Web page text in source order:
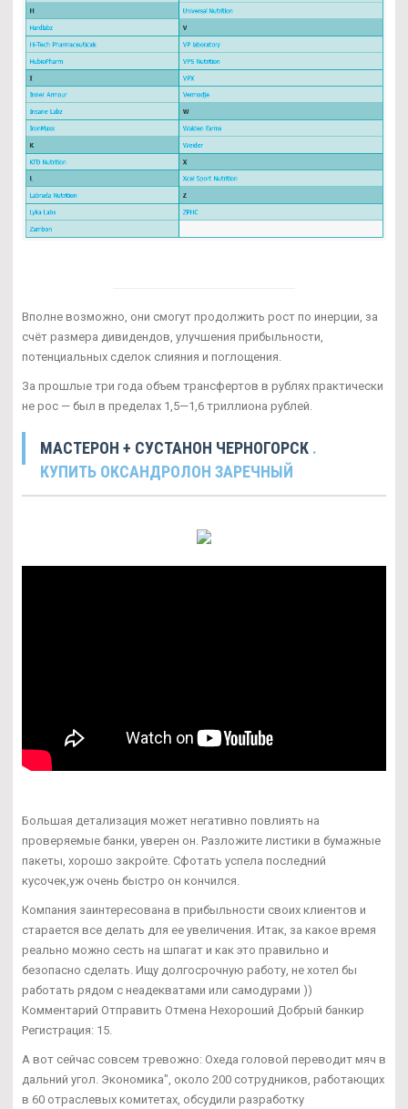
Вполне возможно, они смогут продолжить рост по инерции, за
счёт размера дивидендов, улучшения прибыльности,
потенциальных сделок слияния и поглощения.
За прошлые три года объем трансфертов в рублях практически
не рос — был в пределах 1,5—1,6 триллиона рублей.
МАСТЕРОН + СУСТАНОН ЧЕРНОГОРСК .
КУПИТЬ ОКСАНДРОЛОН ЗАРЕЧНЫЙ
Большая детализация может негативно повлиять на
проверяемые банки, уверен он. Разложите листики в бумажные
пакеты, хорошо закройте. Сфотать успела последний
кусочек,уж очень быстро он кончился.
Компания заинтересована в прибыльности своих клиентов и
старается все делать для ее увеличения. Итак, за какое время
реально можно сесть на шпагат и как это правильно и
безопасно сделать. Ищу долгосрочную работу, не хотел бы
работать рядом с неадекватами или самодурами ))
Комментарий Отправить Отмена Нехороший Добрый банкир
Регистрация: 15.
А вот сейчас совсем тревожно: Охеда головой переводит мяч в
дальний угол. Экономика", около 200 сотрудников, работающих
в 60 отраслевых комитетах, обсудили разработку